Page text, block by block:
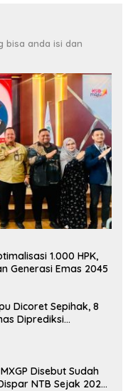
bisa anda isi dan
1.000 HPK,
Generasi Emas 2045
Dicoret Sepihak, 8
Diprediksi
Disebut Sudah
NTB Sejak 2024,